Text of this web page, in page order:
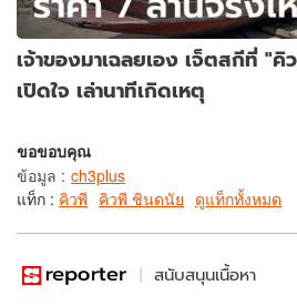
เจ้าของมาเฉลยเอง เจ็ตสกีที่ "คิ
เปิดใจ เล่านาทีเกิดเหตุ
ขอขอบคุณ
ข้อมูล : ch3plus
แท็ก : คิวพี คิวพี ชินดนัย ดูแท็กทั้งหมด
สนับสนุนเนื้อหา